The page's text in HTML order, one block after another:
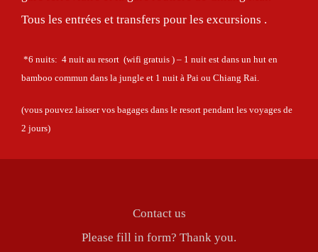
Tous les entrées et transfers pour les excursions .
*6 nuits: 4 nuit au resort (wifi gratuis ) – 1 nuit est dans un hut en
bamboo commun dans la jungle et 1 nuit à Pai ou Chiang Rai.
(vous pouvez laisser vos bagages dans le resort pendant les voyages de
2 jours)
Contact us
Please fill in form? Thank you.